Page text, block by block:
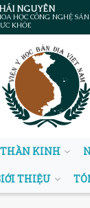
NGUYÊN
HỌC CÔNG NGHỆ SẢN
KHỎE
KINH
THIỆU